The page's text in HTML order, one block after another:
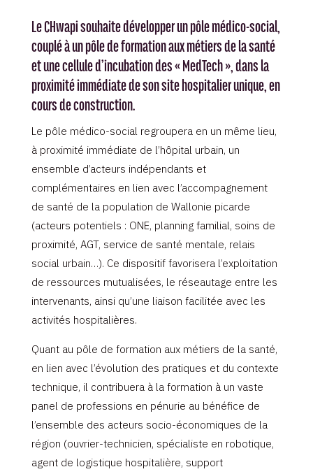
Le CHwapi souhaite développer un pôle médico-social,
couplé à un pôle de formation aux métiers de la santé
et une cellule d’incubation des « MedTech », dans la
proximité immédiate de son site hospitalier unique, en
cours de construction.
Le pôle médico-social regroupera en un même lieu,
à proximité immédiate de l’hôpital urbain, un
ensemble d’acteurs indépendants et
complémentaires en lien avec l’accompagnement
de santé de la population de Wallonie picarde
(acteurs potentiels : ONE, planning familial, soins de
proximité, AGT, service de santé mentale, relais
social urbain…). Ce dispositif favorisera l’exploitation
de ressources mutualisées, le réseautage entre les
intervenants, ainsi qu’une liaison facilitée avec les
activités hospitalières.
Quant au pôle de formation aux métiers de la santé,
en lien avec l’évolution des pratiques et du contexte
technique, il contribuera à la formation à un vaste
panel de professions en pénurie au bénéfice de
l’ensemble des acteurs socio-économiques de la
région (ouvrier-technicien, spécialiste en robotique,
agent de logistique hospitalière, support